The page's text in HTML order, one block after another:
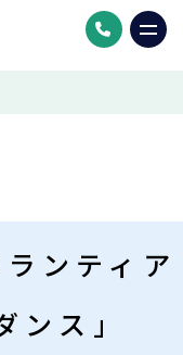
ンティア
ンス」